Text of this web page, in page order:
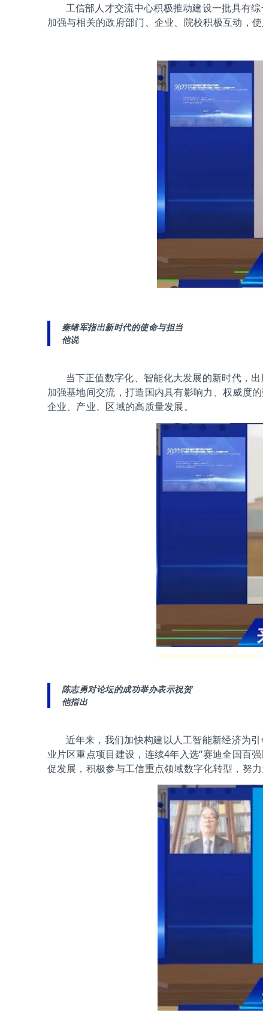
工信部人才交流中心积极推动建设一批具有
加强与相关的政府部门、企业、院校积极互动，
秦绪军指出新时代的使命与担当
他说
当下正值数字化、智能化大发展的新时代，
加强基地间交流，打造国内具有影响力、权威度
企业、产业、区域的高质量发展。
陈志勇对论坛的成功举办表示祝贺
他指出
近年来，我们加快构建以人工智能新经济为
业片区重点项目建设，连续4年入选“赛迪全国百
促发展，积极参与工信重点领域数字化转型，努